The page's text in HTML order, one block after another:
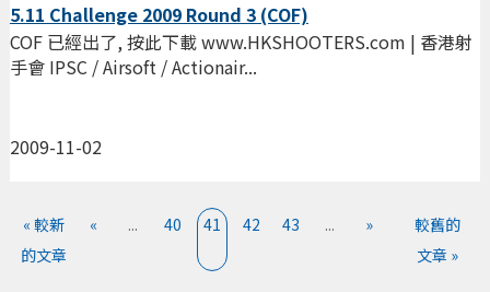
5.11 Challenge 2009 Round 3 (COF)
2009-11-02
COF 已經出了, 按此下載 www.HKSHOOTERS.com | 香港射
手會 IPSC / Airsoft / Actionair...
« 較新
的文章
« ... 40 41 42 43 ... »
較舊的
文章 »